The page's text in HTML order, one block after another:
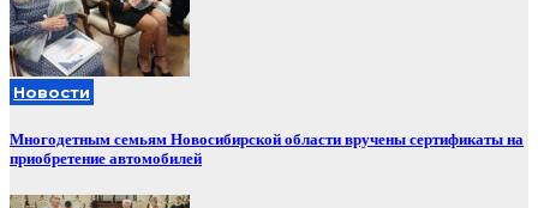
Новости
Многодетным семьям Новосибирской области вручены сертификаты на
приобретение автомобилей